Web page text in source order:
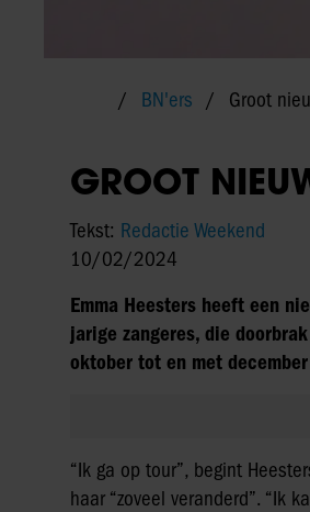
BN'ers Groot
GROOT
Tekst: Redactie Weekend
10/02/2024
Emma Heesters heeft een
jarige zangeres, die
oktober tot en met
“Ik ga op tour”, begint
haar “zoveel veranderd”. “Ik